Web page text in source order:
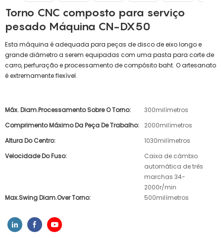
Torno CNC composto para serviço
pesado Máquina CN-DX50
Esta máquina é adequada para peças de disco de eixo longo e
grande diâmetro a serem equipadas com uma pasta para corte de
carro, perfuração e processamento de compósito baht. O artesanato
é extremamente flexível.
Máx. Diam.processamento Sobre O Torno:
300milímetros
Comprimento Máximo Da Peça De Trabalho:
2000milímetros
Altura Do Centro:
1030milímetros
Velocidade Do Fuso:
Caixa de câmbio
automática de três
marchas 34-
2000r/min
Max.swing Diam.over Torno:
500milímetros